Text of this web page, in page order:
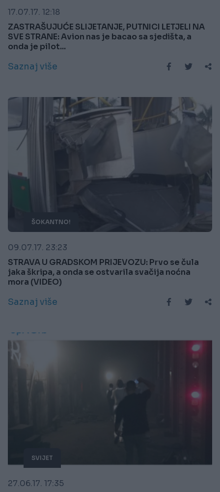
17.07.17. 12:18
ZASTRAŠUJUĆE SLIJETANJE, PUTNICI LETJELI NA
SVE STRANE: Avion nas je bacao sa sjedišta, a
onda je pilot...
Saznaj više
ŠOKANTNO!
09.07.17. 23:23
STRAVA U GRADSKOM PRIJEVOZU: Prvo se čula
jaka škripa, a onda se ostvarila svačija noćna
mora (VIDEO)
Saznaj više
SVIJET
27.06.17. 17:35